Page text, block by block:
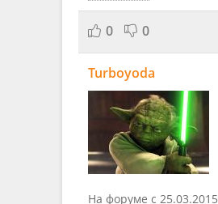
0 0
Turboyoda
На форуме с 25.03.2015